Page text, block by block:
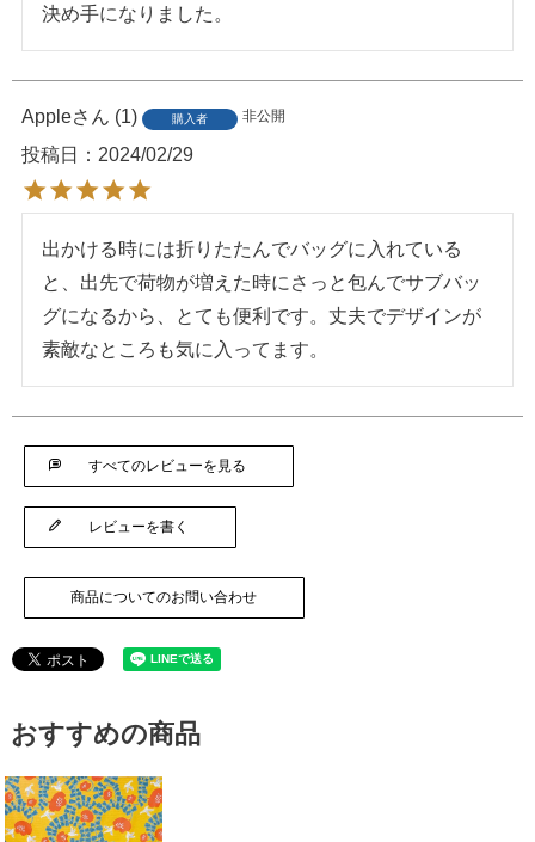
決め手になりました。
Apple 1 購入者 非公開
投稿日 2024/02/29
出かける時には折りたたんでバッグに入れている
と、出先で荷物が増えた時にさっと包んでサブバッ
グになるから、とても便利です。丈夫でデザインが
素敵なところも気に入ってます。
すべてのレビューを見る
レビューを書く
商品についてのお問い合わせ
おすすめの商品